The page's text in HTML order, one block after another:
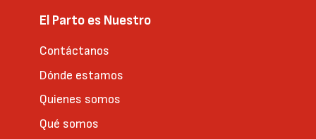
El Parto es Nuestro
Contáctanos
Dónde estamos
Quienes somos
Qué somos